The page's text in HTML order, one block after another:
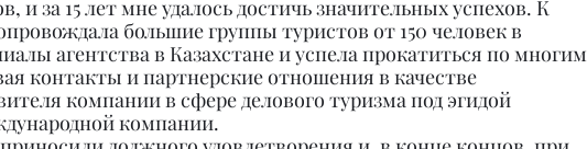
и за 15 лет мне удалось достичь значительных успехов. К
большие группы туристов от 150 человек в
агентства в Казахстане и успела прокатиться по многим
контакты и партнерские отношения в качестве
компании в сфере делового туризма под эгидой
компании.